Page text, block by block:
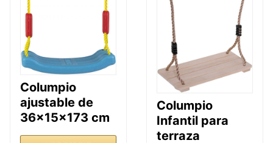
Columpio
ajustable de
36x15x173 cm
Columpio
Infantil para
terraza